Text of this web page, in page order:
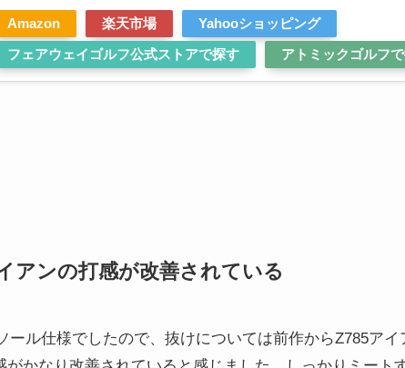
Amazon 楽天市場
Yahooショッピング
フェアウェイゴルフ公式ストアで探す
アトミックゴルフ
アンの打感が改善されている
ール仕様でしたので、抜けについては前作からZ785ア